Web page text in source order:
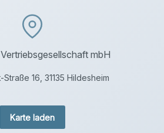
mbH
16, 31135 Hildesheim
Karte laden